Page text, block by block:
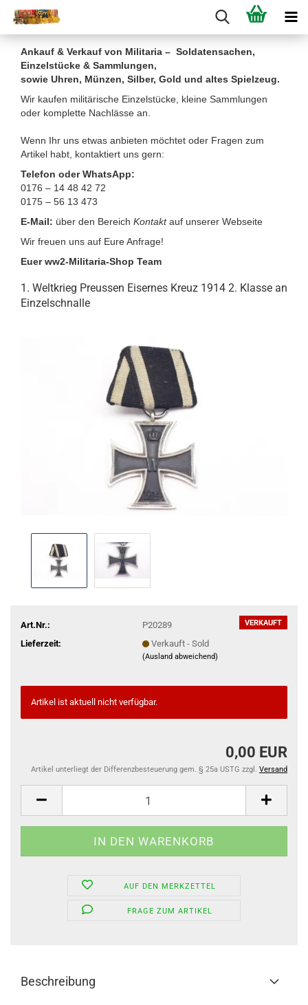
Ankauf & Verkauf von Militaria – Soldatensachen,
Einzelstücke & Sammlungen,
sowie Uhren, Münzen, Silber, Gold und altes Spielzeug.
Wir kaufen militärische Einzelstücke, kleine Sammlungen
oder komplette Nachlässe an.
Wenn Ihr uns etwas anbieten möchtet oder Fragen zum
Artikel habt, kontaktiert uns gern:
Telefon oder WhatsApp:
0176 – 14 48 42 72
0175 – 56 13 473
E-Mail: über den Bereich Kontakt auf unserer Webseite
Wir freuen uns auf Eure Anfrage!
Euer ww2-Militaria-Shop Team
1. Weltkrieg Preussen Eisernes Kreuz 1914 2. Klasse an
Einzelschnalle
VERKAUFT
Art.Nr.:
P20289
Lieferzeit:
Verkauft - Sold
(Ausland abweichend)
Artikel ist aktuell nicht verfügbar.
0,00 EUR
Artikel unterliegt der Differenzbesteuerung gem. § 25a USTG zzgl. Versand
AUF DEN MERKZETTEL
FRAGE ZUM ARTIKEL
Beschreibung